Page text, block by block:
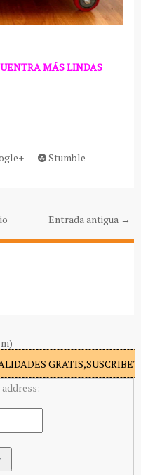
MÁS LINDAS
Stumble
Entrada antigua →